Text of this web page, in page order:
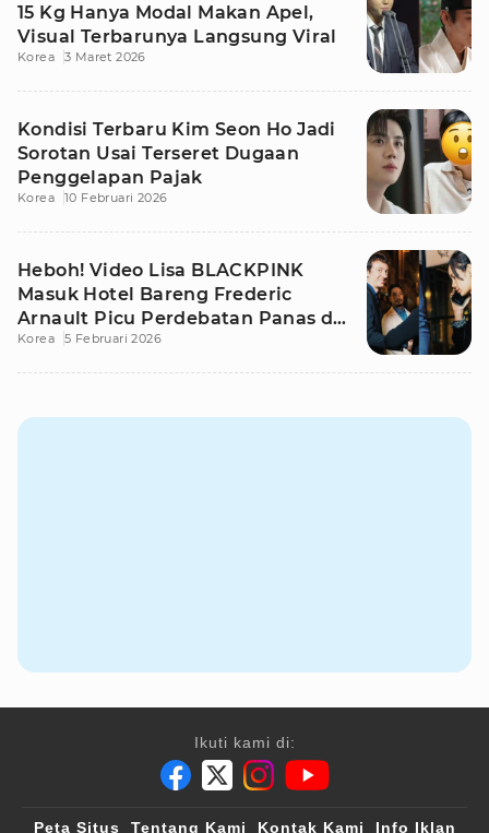
15 Kg Hanya Modal Makan Apel,
Visual Terbarunya Langsung Viral
Korea 3 Maret 2026
Kondisi Terbaru Kim Seon Ho Jadi
Sorotan Usai Terseret Dugaan
Penggelapan Pajak
Korea 10 Februari 2026
Heboh! Video Lisa BLACKPINK
Masuk Hotel Bareng Frederic
Arnault Picu Perdebatan Panas di
Medsos
Korea 5 Februari 2026
Ikuti kami di:
Peta Situs Tentang Kami Kontak Kami Info Iklan